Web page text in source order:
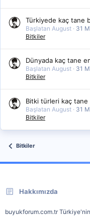
Türkiyede kaç tane
Başlatan August 31
Bitkiler
Dünyada kaç tane
Başlatan August 31
Bitkiler
Bitki türleri kaç tane
Başlatan August 31
Bitkiler
Bitkiler
Hakkımızda
buyukforum.com.tr